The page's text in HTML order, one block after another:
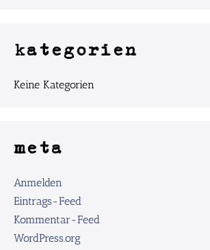
kategorien
Keine Kategorien
meta
Anmelden
Eintrags-Feed
Kommentar-Feed
WordPress.org